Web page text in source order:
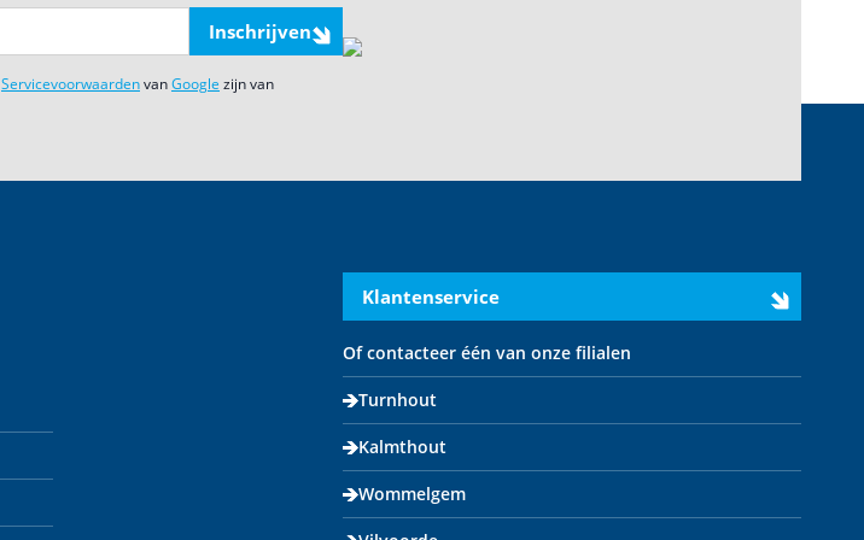
Inschrijven
ServicevoorwaardenvanGoogle zijn van
Klantenservice
Of contacteer één van onze filialen
Turnhout
Kalmthout
Wommelgem